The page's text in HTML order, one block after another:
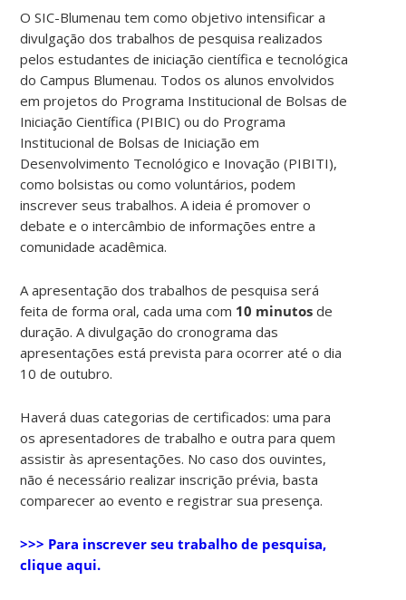
O SIC-Blumenau tem como objetivo intensificar a
divulgação dos trabalhos de pesquisa realizados
pelos estudantes de iniciação científica e tecnológica
do Campus Blumenau. Todos os alunos envolvidos
em projetos do Programa Institucional de Bolsas de
Iniciação Científica (PIBIC) ou do Programa
Institucional de Bolsas de Iniciação em
Desenvolvimento Tecnológico e Inovação (PIBITI),
como bolsistas ou como voluntários, podem
inscrever seus trabalhos. A ideia é promover o
debate e o intercâmbio de informações entre a
comunidade acadêmica.
A apresentação dos trabalhos de pesquisa será
feita de forma oral, cada uma com 10 minutos de
duração. A divulgação do cronograma das
apresentações está prevista para ocorrer até o dia
10 de outubro.
Haverá duas categorias de certificados: uma para
os apresentadores de trabalho e outra para quem
assistir às apresentações. No caso dos ouvintes,
não é necessário realizar inscrição prévia, basta
comparecer ao evento e registrar sua presença.
>>> Para inscrever seu trabalho de pesquisa,
clique aqui.